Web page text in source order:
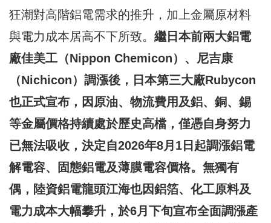
狂潮對高階鋁電需求的推升，加上金屬原材料
與電力成本居高不下所致。 繼日本前兩大鋁電
廠佳美工（Nippon Chemicon）、尼吉康
（Nichicon）調漲後，日本第三大廠Rubycon
也正式宣布，因原油、物流費用及鋁、銅、錫
等金屬價格持續處於歷史高檔，僅憑自身努力
已無法吸收，決定自2026年8月1日起調漲鋁電
解電容、固態鋁電及薄膜電容價格。無獨有
偶，陸資鋁電龍頭江海也因鋁箔、化工原料及
電力成本大幅攀升，於6月下旬宣布全面調漲產